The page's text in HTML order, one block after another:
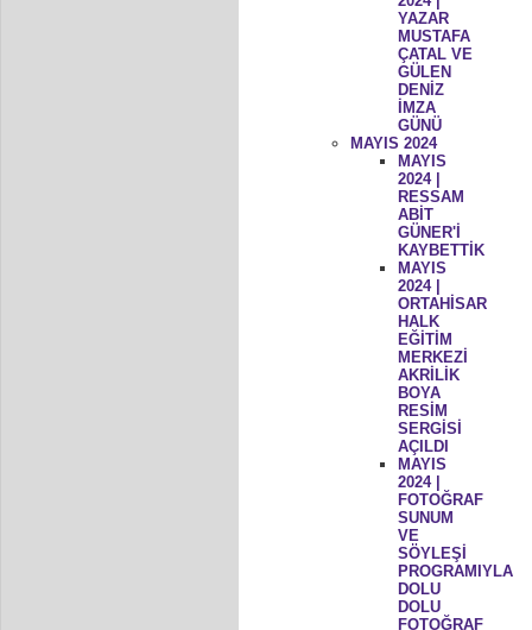
YAZAR
MUSTAFA
ÇATAL VE
GÜLEN
DENİZ
İMZA
GÜNÜ
MAYIS 2024
MAYIS
2024 |
RESSAM
ABİT
GÜNER'İ
KAYBETTİK
MAYIS
2024 |
ORTAHİSAR
HALK
EĞİTİM
MERKEZİ
AKRİLİK
BOYA
RESİM
SERGİSİ
AÇILDI
MAYIS
2024 |
FOTOĞRAF
SUNUM
VE
SÖYLEŞİ
PROGRAMIYLA
DOLU
DOLU
FOTOĞRAF